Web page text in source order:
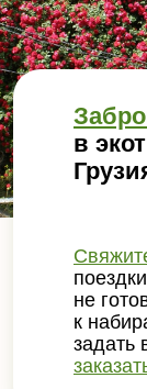
в
не
к
задать